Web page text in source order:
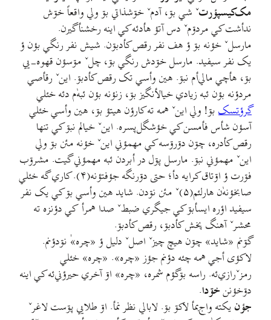
مک‌کيسپؤرتˇ شي بۊ، آدمˇ خۊشذاتي بۊ ولي واقعاً خۊش
ندأشت کي مردۊمˇ دس آتؤ هأدئه کي اينه رخشنأگيرن.
مارسلˇ خؤنه بۊ ؤ هف نفر رقص کأدبۊن. شيش نفر رنگي بؤن ؤ
يک نفر سيفيد. مارسل خۊدش رنگي بۊ، چلˇ مۊسؤن قهوه-يي
بۊ، هأچي مالي‌أم نبۊ. هين وأسي تک رقص کأدبۊ. اينˇ رقأصي
مردؤنه بؤن ئبه زيادي خيالأنگيز بۊ، زنؤنه بؤن ئبهٰ‌م دئه خئلي
گرؤتسک بۊ! ولي اينˇ همه ته کارؤن هيتؤ بۊ، هين وأسي خئلي
آسؤن شأس فأمسن کي خؤشگل‌پسره. اينˇ خيالم نبۊ کي تنها
رقص کأدره، چۊن دۊرۊسه کي مهمؤني اينˇ خؤنه مئن بۊ ولي
اينˇ مهمؤني نبۊ. مارسل پۊل در أبردن ئبه مهمؤني گيت. مشرۊب
فۊرت ؤ اۊتاق کرايه دأ؛ حتى دۊرنگه جؤفتؤنه(۴). کاري گه خئلي
صابخؤنهٰ‌ن هارلئم(۵)ˇ مئن نۊدن. شايد هين وأسي بۊ کي يک نفر
سيفيد اؤره ايسأبۊ کي جيگري ضبطˇ صدا همرأ کي دؤنزه ته
محشرˇ آهنگ پخش کأدبۊ، رقص کأدبۊ.
گۊنم «شايد» چۊن هيچ چيزˇ اصلˇ دليل ؤ «چره»ٰ نۊدؤنم.
لاکؤی أجي همه چئه دؤنم جؤز «چره». «چره» خئلي
رمزˇرازي‌ئه. راسه بۊگؤم شمره، «چره» اۊ آخري حيرؤني‌ئه کي اينه
دۊخؤننخۊدا.
جؤن يکته واج‌بمأ لاکۊ بۊ. لابالي نظر نمأ. اۊ طلايي پۊست لاغرˇ